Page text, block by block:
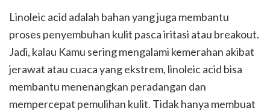
Linoleic acid adalah bahan yang juga membantu
proses penyembuhan kulit pasca iritasi atau breakout.
Jadi, kalau Kamu sering mengalami kemerahan akibat
jerawat atau cuaca yang ekstrem, linoleic acid bisa
membantu menenangkan peradangan dan
mempercepat pemulihan kulit. Tidak hanya membuat